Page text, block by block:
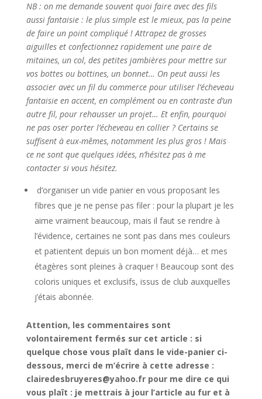
NB : on me demande souvent quoi faire avec des fils
aussi fantaisie : le plus simple est le mieux, pas la peine
de faire un point compliqué ! Attrapez de grosses
aiguilles et confectionnez rapidement une paire de
mitaines, un col, des petites jambières pour mettre sur
vos bottes ou bottines, un bonnet… On peut aussi les
associer avec un fil du commerce pour utiliser l’écheveau
fantaisie en accent, en complément ou en contraste d’un
autre fil, pour rehausser un projet… Et enfin, pourquoi
ne pas oser porter l’écheveau en collier ? Certains se
suffisent à eux-mêmes, notamment les plus gros ! Mais
ce ne sont que quelques idées, n’hésitez pas à me
contacter si vous hésitez.
d’organiser un vide panier en vous proposant les
fibres que je ne pense pas filer : pour la plupart je les
aime vraiment beaucoup, mais il faut se rendre à
l’évidence, certaines ne sont pas dans mes couleurs
et patientent depuis un bon moment déjà… et mes
étagères sont pleines à craquer ! Beaucoup sont des
coloris uniques et exclusifs, issus de club auxquelles
j’étais abonnée.
Attention, les commentaires sont
volontairement fermés sur cet article : si
quelque chose vous plaît dans le vide-panier ci-
dessous, merci de m’écrire à cette adresse :
clairedesbruyeres@yahoo.fr pour me dire ce qui
vous plaît : je mettrais à jour l’article au fur et à